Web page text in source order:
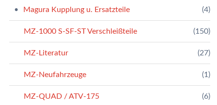
Magura Kupplung u. Ersatzteile (4)
MZ-1000 S-SF-ST Verschleißteile (150)
MZ-Literatur (27)
MZ-Neufahrzeuge (1)
MZ-QUAD / ATV-175 (6)